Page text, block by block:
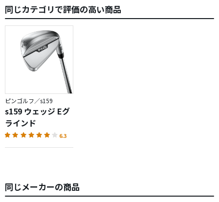
同じカテゴリで評価の高い商品
ピンゴルフ／s159
s159 ウェッジ Eグ
ラインド
6.3
同じメーカーの商品